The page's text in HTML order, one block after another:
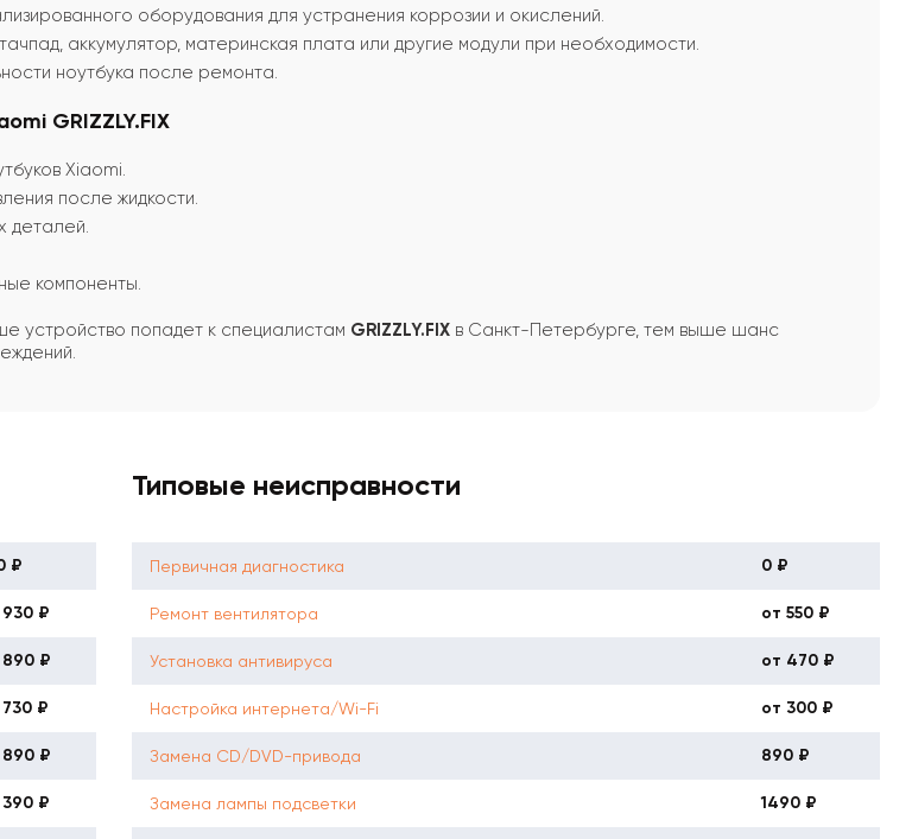
оборудования для устранения коррозии и окислений.
аккумулятор, материнская плата или другие модули при необходимости.
ноутбука после ремонта.
GRIZZLY.FIX
Xiaomi.
после жидкости.
деталей.
компоненты.
устройство попадет к специалистам GRIZZLY.FIX в Санкт-Петербурге, тем выше шанс
₽
930 ₽
890 ₽
₽
890 ₽
390 ₽
Типовые неисправности
Первичная диагностика 0 ₽
Ремонт вентилятора от 550 ₽
Установка антивируса от 470 ₽
Настройка интернета/Wi-Fi от 300 ₽
Замена CD/DVD-привода 890 ₽
Замена лампы подсветки 1490 ₽